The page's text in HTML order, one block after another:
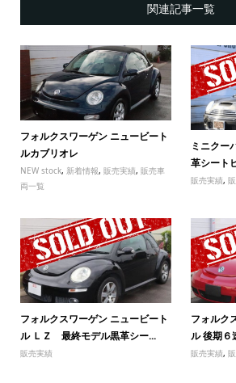
関連記事一覧
フォルクスワーゲン ニュービート
ルカブリオレ
NEW stock, 新着情報, 販売実績, 販売車
両一覧
ミニクー
革シート
販売実績,
フォルクスワーゲン ニュービート
ル ＬＺ 最終モデル黒革シー...
販売実績
フォルク
ル 後期
販売実績,